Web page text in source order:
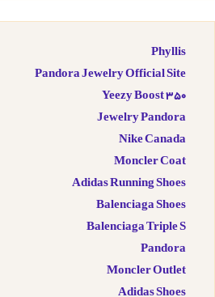
Phyllis
Pandora Jewelry Official Site
Yeezy Boost 350
Jewelry Pandora
Nike Canada
Moncler Coat
Adidas Running Shoes
Balenciaga Shoes
Balenciaga Triple S
Pandora
Moncler Outlet